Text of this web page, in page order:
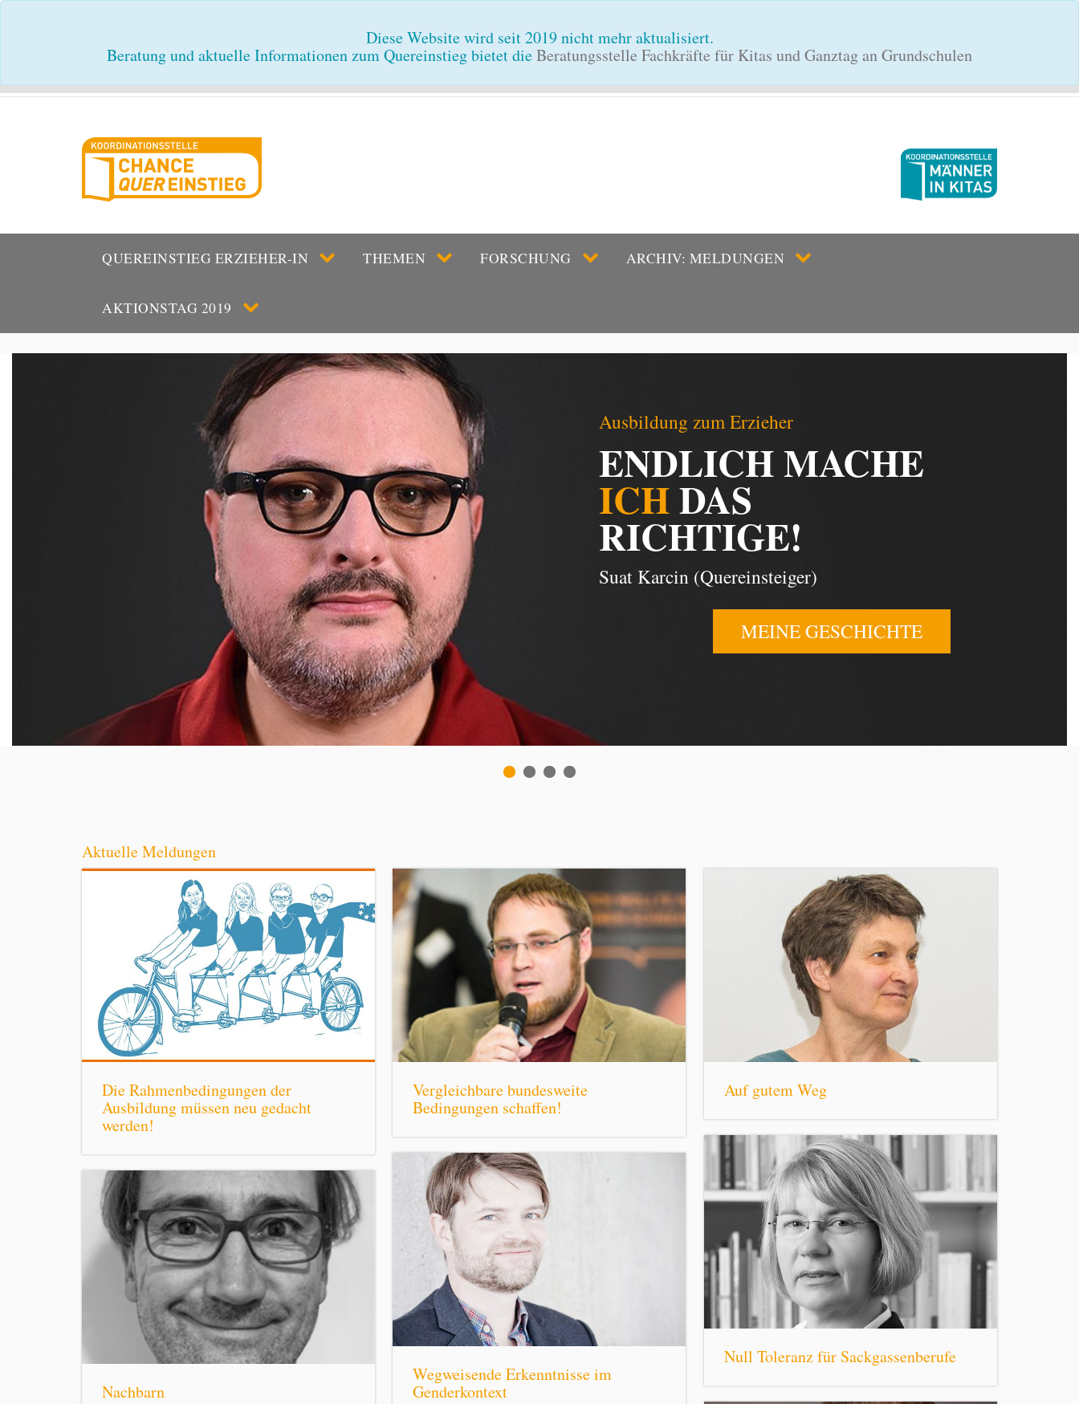
Diese Website wird seit 2019 nicht mehr aktualisiert.
Beratung und aktuelle Informationen zum Quereinstieg bietet dieBeratungsstelle Fachkräfte für Kitas und Ganztag an Grundschulen
QUEREINSTIEG ERZIEHER-IN THEMEN FORSCHUNG ARCHIV: MELDUNGEN
AKTIONSTAG 2019
Ausbildung zum Erzieher
ENDLICH MACHE
ICHDAS
RICHTIGE!
Suat Karcin (Quereinsteiger)
MEINE GESCHICHTE
Aktuelle Meldungen
Die Rahmenbedingungen der
Ausbildung müssen neu gedacht
werden!
Vergleichbare bundesweite
Bedingungen schaffen!
Auf gutem Weg
Null Toleranz für Sackgassenberufe
Wegweisende Erkenntnisse im
Genderkontext
Nachbarn